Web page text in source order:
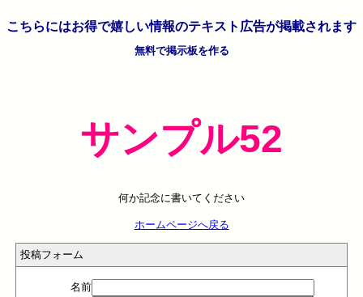
こちらにはお得で嬉しい情報のテキスト広告が掲載されます
無料で掲示板を作る
サンプル52
何か記念に書いてください
ホームページへ戻る
投稿フォーム
名前